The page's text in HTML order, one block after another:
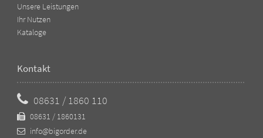
Unsere Leistungen
Ihr Nutzen
Kataloge
Kontakt
08631 / 1860 110
08631 / 1860131
info@bigorder.de